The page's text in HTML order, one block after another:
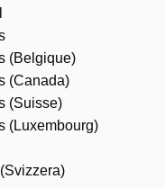
(Belgique)
(Canada)
(Suisse)
(Luxembourg)